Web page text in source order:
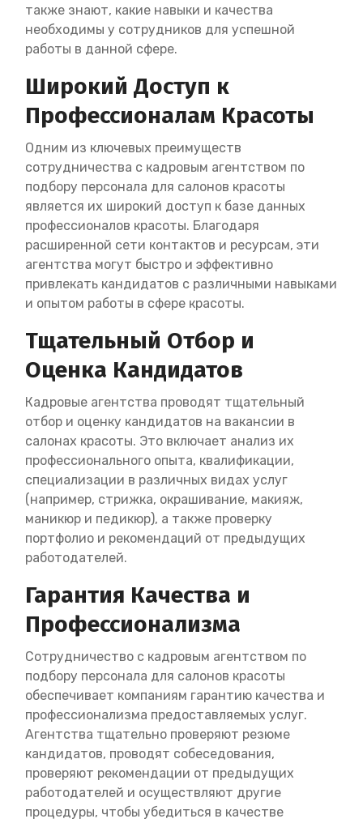
также знают, какие навыки и качества
необходимы у сотрудников для успешной
работы в данной сфере.
Широкий Доступ к
Профессионалам Красоты
Одним из ключевых преимуществ
сотрудничества с кадровым агентством по
подбору персонала для салонов красоты
является их широкий доступ к базе данных
профессионалов красоты. Благодаря
расширенной сети контактов и ресурсам, эти
агентства могут быстро и эффективно
привлекать кандидатов с различными навыками
и опытом работы в сфере красоты.
Тщательный Отбор и
Оценка Кандидатов
Кадровые агентства проводят тщательный
отбор и оценку кандидатов на вакансии в
салонах красоты. Это включает анализ их
профессионального опыта, квалификации,
специализации в различных видах услуг
(например, стрижка, окрашивание, макияж,
маникюр и педикюр), а также проверку
портфолио и рекомендаций от предыдущих
работодателей.
Гарантия Качества и
Профессионализма
Сотрудничество с кадровым агентством по
подбору персонала для салонов красоты
обеспечивает компаниям гарантию качества и
профессионализма предоставляемых услуг.
Агентства тщательно проверяют резюме
кандидатов, проводят собеседования,
проверяют рекомендации от предыдущих
работодателей и осуществляют другие
процедуры, чтобы убедиться в качестве